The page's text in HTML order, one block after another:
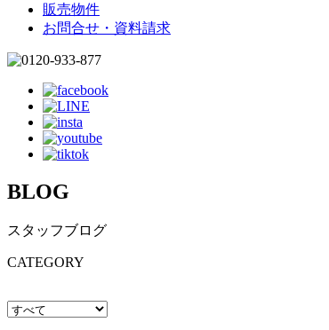
販売物件
お問合せ・資料請求
BLOG
スタッフブログ
CATEGORY